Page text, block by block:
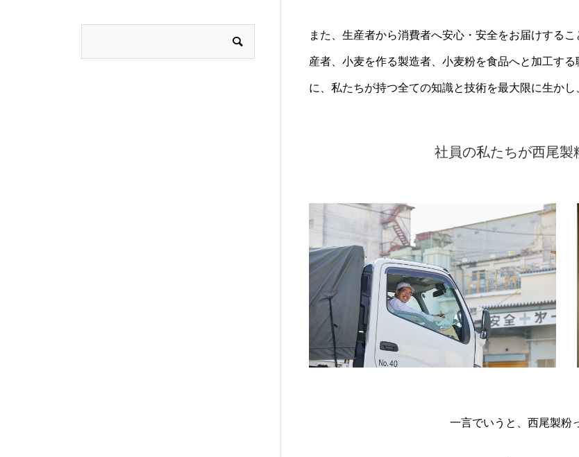
また、生産者から消費者へ安心・安全をお届けする
産者、小麦を作る製造者、小麦粉を食品へと加工す
に、私たちが持つ全ての知識と技術を最大限に生かし
社員の私たちが西尾製
一言でいうと、西尾製粉